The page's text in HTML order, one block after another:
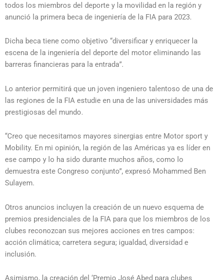
todos los miembros del deporte y la movilidad en la región y
anunció la primera beca de ingeniería de la FIA para 2023.
Dicha beca tiene como objetivo “diversificar y enriquecer la
escena de la ingeniería del deporte del motor eliminando las
barreras financieras para la entrada”.
Lo anterior permitirá que un joven ingeniero talentoso de una de
las regiones de la FIA estudie en una de las universidades más
prestigiosas del mundo.
“Creo que necesitamos mayores sinergias entre Motor sport y
Mobility. En mi opinión, la región de las Américas ya es líder en
ese campo y lo ha sido durante muchos años, como lo
demuestra este Congreso conjunto”, expresó Mohammed Ben
Sulayem.
Otros anuncios incluyen la creación de un nuevo esquema de
premios presidenciales de la FIA para que los miembros de los
clubes reconozcan sus mejores acciones en tres campos:
acción climática; carretera segura; igualdad, diversidad e
inclusión.
Asimismo, la creación del ‘Premio José Abed para clubes